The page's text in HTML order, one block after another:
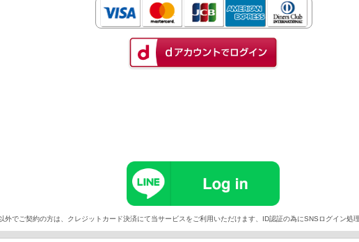
でご契約の方は、クレジットカード決済にて当サービスをご利用いただけます、ID認証の為にSNSログイン処